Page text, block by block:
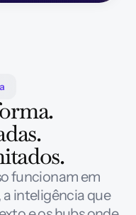
funcionam em
a inteligência que